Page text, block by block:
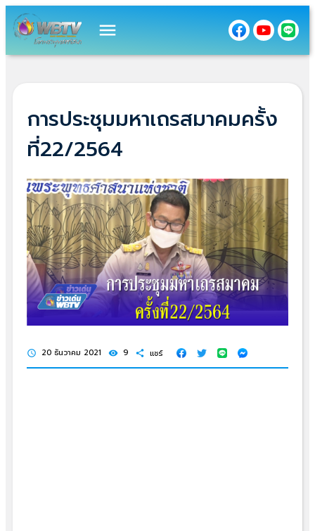
menu
การประชุมมหาเถรสมาคมครั้ง
ที่22/2564
schedule 20 ธันวาคม 2021 visibility 9 share แชร์